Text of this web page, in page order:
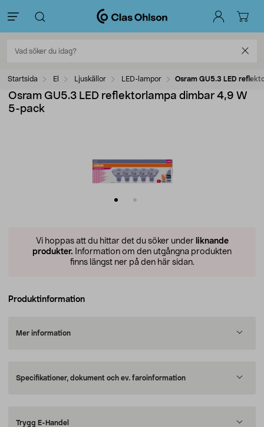
Startsida El Ljuskällor LED-lampor Osram GU5.3 LED
Osram GU5.3 LED reflektorlampa dimbar 4,9 W
5-pack
Vi hoppas att du hittar det du söker under liknande
produkter. Information om den utgångna produkten
finns längst ner på den här sidan.
Produktinformation
Mer information
Specifikationer, dokument och ev. faroinformation
Trygg E-Handel